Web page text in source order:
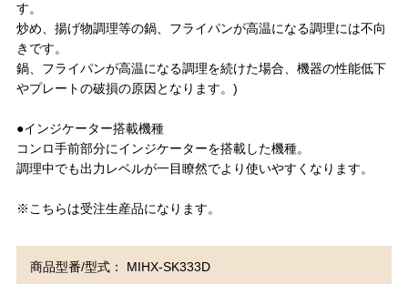
す。
炒め、揚げ物調理等の鍋、フライパンが高温になる調理には不向
きです。
鍋、フライパンが高温になる調理を続けた場合、機器の性能低下
やプレートの破損の原因となります。)
●インジケーター搭載機種
コンロ手前部分にインジケーターを搭載した機種。
調理中でも出力レベルが一目瞭然でより使いやすくなります。
※こちらは受注生産品になります。
商品型番/型式： MIHX-SK333D